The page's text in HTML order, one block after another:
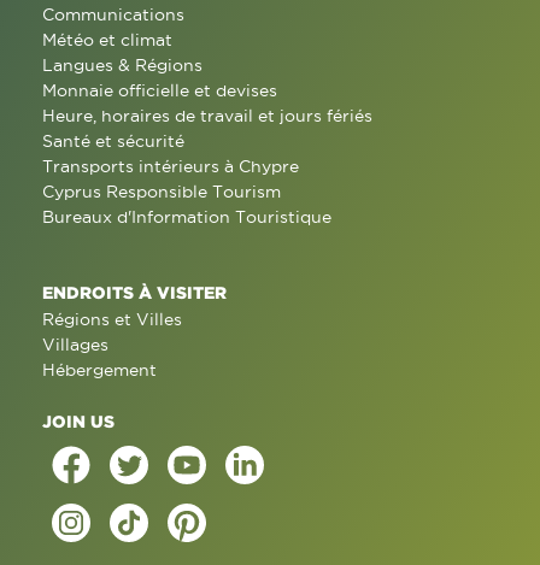
Communications
Météo et climat
Langues & Régions
Monnaie officielle et devises
Heure, horaires de travail et jours fériés
Santé et sécurité
Transports intérieurs à Chypre
Cyprus Responsible Tourism
Bureaux d'Information Touristique
ENDROITS À VISITER
Régions et Villes
Villages
Hébergement
JOIN US